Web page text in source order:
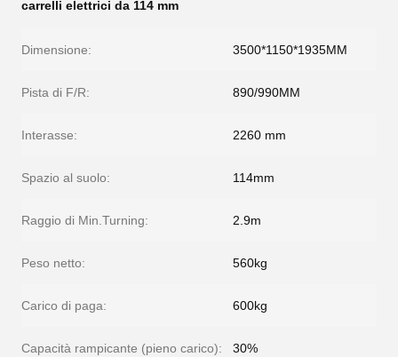
carrelli elettrici da 114 mm
Dimensione: 3500*1150*1935MM
Pista di F/R: 890/990MM
Interasse: 2260 mm
Spazio al suolo: 114mm
Raggio di Min.Turning: 2.9m
Peso netto: 560kg
Carico di paga: 600kg
Capacità rampicante (pieno carico): 30%